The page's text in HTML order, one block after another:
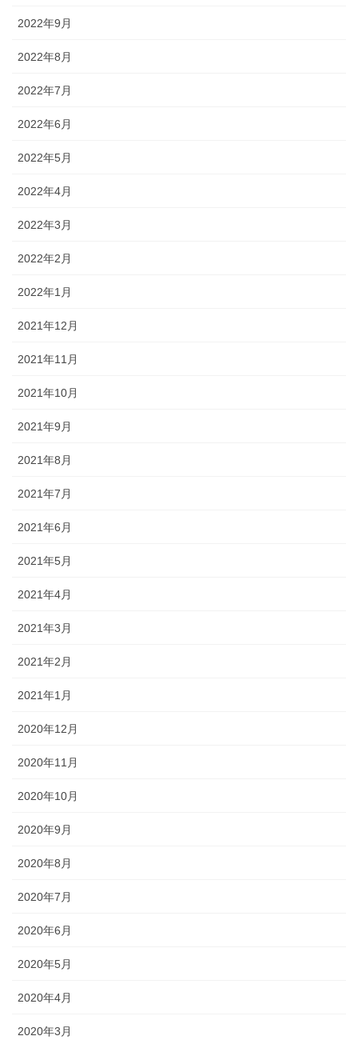
2022年9月
2022年8月
2022年7月
2022年6月
2022年5月
2022年4月
2022年3月
2022年2月
2022年1月
2021年12月
2021年11月
2021年10月
2021年9月
2021年8月
2021年7月
2021年6月
2021年5月
2021年4月
2021年3月
2021年2月
2021年1月
2020年12月
2020年11月
2020年10月
2020年9月
2020年8月
2020年7月
2020年6月
2020年5月
2020年4月
2020年3月